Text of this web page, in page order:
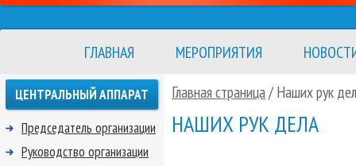
ГЛАВНАЯ МЕРОПРИЯТИЯ
Главная страница/ Наших рук
НАШИХ РУК ДЕЛА
ЦЕНТРАЛЬНЫЙ АППАРАТ
Председатель организации
Руководство организации